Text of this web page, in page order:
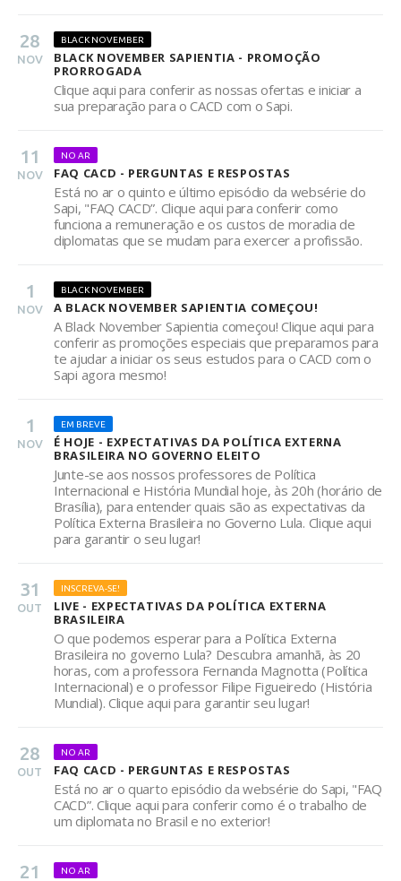
28
NOV
BLACK NOVEMBER
BLACK NOVEMBER SAPIENTIA - PROMOÇÃO
PRORROGADA
Clique aqui para conferir as nossas ofertas e iniciar a
sua preparação para o CACD com o Sapi.
11
NOV
NO AR
FAQ CACD - PERGUNTAS E RESPOSTAS
Está no ar o quinto e último episódio da websérie do
Sapi, "FAQ CACD”. Clique aqui para conferir como
funciona a remuneração e os custos de moradia de
diplomatas que se mudam para exercer a profissão.
1
NOV
BLACK NOVEMBER
A BLACK NOVEMBER SAPIENTIA COMEÇOU!
A Black November Sapientia começou! Clique aqui para
conferir as promoções especiais que preparamos para
te ajudar a iniciar os seus estudos para o CACD com o
Sapi agora mesmo!
1
NOV
EM BREVE
É HOJE - EXPECTATIVAS DA POLÍTICA EXTERNA
BRASILEIRA NO GOVERNO ELEITO
Junte-se aos nossos professores de Política
Internacional e História Mundial hoje, às 20h (horário de
Brasília), para entender quais são as expectativas da
Política Externa Brasileira no Governo Lula. Clique aqui
para garantir o seu lugar!
31
OUT
INSCREVA-SE!
LIVE - EXPECTATIVAS DA POLÍTICA EXTERNA
BRASILEIRA
O que podemos esperar para a Política Externa
Brasileira no governo Lula? Descubra amanhã, às 20
horas, com a professora Fernanda Magnotta (Política
Internacional) e o professor Filipe Figueiredo (História
Mundial). Clique aqui para garantir seu lugar!
28
OUT
NO AR
FAQ CACD - PERGUNTAS E RESPOSTAS
Está no ar o quarto episódio da websérie do Sapi, "FAQ
CACD”. Clique aqui para conferir como é o trabalho de
um diplomata no Brasil e no exterior!
21 NO AR